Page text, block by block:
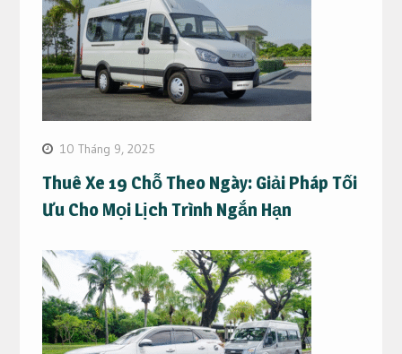
10 Tháng 9, 2025
Thuê Xe 19 Chỗ Theo Ngày: Giải Pháp Tối
Ưu Cho Mọi Lịch Trình Ngắn Hạn